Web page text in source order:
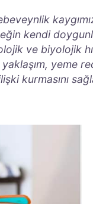
kendi
ve biyolojik
yeme
kurmasını